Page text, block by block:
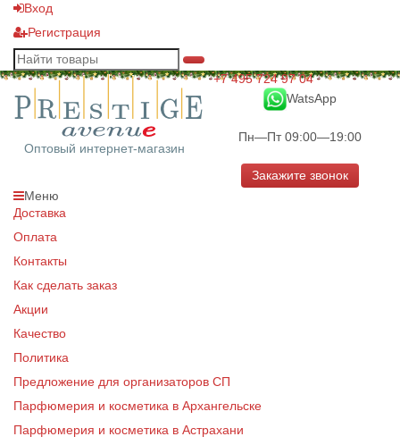
Вход
Регистрация
Оптовый интернет-магазин
+7 495 724 97 04
WatsApp
Пн—Пт 09:00—19:00
Закажите звонок
Меню
Доставка
Оплата
Контакты
Как сделать заказ
Акции
Качество
Политика
Предложение для организаторов СП
Парфюмерия и косметика в Архангельске
Парфюмерия и косметика в Астрахани